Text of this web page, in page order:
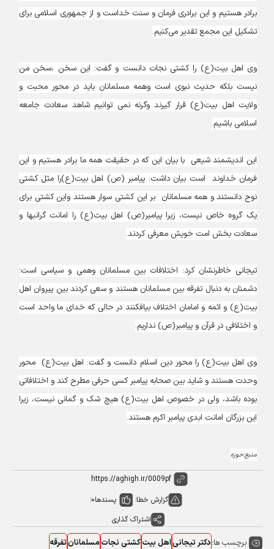
برادر هستیم و این برادری فرمان و سنت خداست و از جمهوری اسلامی برای
تشکیل این مجمع تقدیر می‌کنیم.
وی اهل بیت(ع) را کشتی نجات دانست و گفت: این سخن ،سخن من
نیست بلکه حدیث نبوی است وهمه مسلمانان باید در محور محبت و
ولایت اهل بیت(ع) قرار گیرند وگرنه نمی توانیم شاهد سعادت جامعه
اسلامی باشیم.
این اندیشمند شیعی با بیان این که در حقیقت همه ما برادر هستیم و این
فرمان خداوند است بیان داشت: پیامبر (ص) اهل بیت(ع)را مثل کشتی
نوح دانستند و همه مسلمانان بر این کشتی سوار هستند واین کشتی برای
یک گروه خاص نیست، زیرا پیامبر(ص) اهل بیت(ع) را امانت گرانبها و
سعادت بخش امت خویش معرفی کردند.
تیجانی خاطرنشان کرد: اختلافات بین مسلمانان وهمی و سیاسی است؛
دشمنان به دنبال تفرقه بین مسلمانان هستند و سعی کردند بین پیروان اهل
بیت(ع) و ائمه و امامان اختلاف بیافکنند در حالی که خدای ما واحد است
و اختلافی در قرآن و پیامبر(ص) نداریم.
وی اهل بیت(ع) را محور دین اسلام دانست و گفت: اهل بیت(ع) محور
وحدت هستند و شاید بین صحابه پیامبر کسی حرفی مطرح کند و اختلافاتی
بوده باشد، ولی در خصوص اهل بیت(ع) هیچ شک و گمانی نیست، زیرا
این بزرگان امانت ابدی پیامبر اکرم هستند.
منبع:حوزه
گزارش خطا پسندها0
اشتراک گذاری
برچسب ها:دکتر تیجانیاهل بیتکشتی نجاتمسلمانانتفرقه